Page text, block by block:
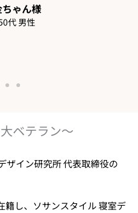
ん様
男性
ベテラン～
ザイン研究所 代表取締役の
籍し、ソサンスタイル 寝室デ